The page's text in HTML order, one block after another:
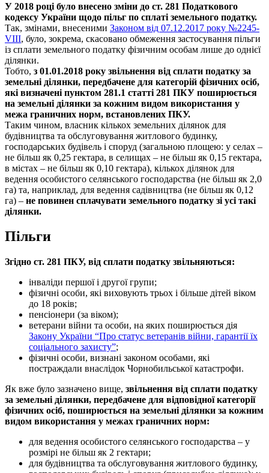
У 2018 році було внесено зміни до ст. 281 Податкового
кодексу України щодо пільг по сплаті земельного податку.
Так, змінами, внесеними Законом від 07.12.2017 року №2245-
VIII, було, зокрема, скасовано обмеження застосування пільги
із сплати земельного податку фізичним особам лише до однієї
ділянки.
Тобто, з 01.01.2018 року звільнення від сплати податку за
земельні ділянки, передбачене для категорій фізичних осіб,
які визначені пунктом 281.1 статті 281 ПКУ поширюється
на земельні ділянки за кожним видом використання у
межа граничних норм, встановлених ПКУ.
Таким чином, власник кількох земельних ділянок для
будівництва та обслуговування житлового будинку,
господарських будівель і споруд (загальною площею: у селах –
не більш як 0,25 гектара, в селищах – не більш як 0,15 гектара,
в містах – не більш як 0,10 гектара), кількох ділянок для
ведення особистого селянського господарства (не більш як 2,0
га) та, наприклад, для ведення садівництва (не більш як 0,12
га) – не повинен сплачувати земельного податку зі усі такі
ділянки.
Пільги
Згідно ст. 281 ПКУ, від сплати податку звільняються:
інваліди першої і другої групи;
фізичні особи, які виховують трьох і більше дітей віком
до 18 років;
пенсіонери (за віком);
ветерани війни та особи, на яких поширюється дія
Закону України “Про статус ветеранів війни, гарантії їх
соціального захисту”;
фізичні особи, визнані законом особами, які
постраждали внаслідок Чорнобильської катастрофи.
Як вже було зазначено вище, звільнення від сплати податку
за земельні ділянки, передбачене для відповідної категорії
фізичних осіб, поширюється на земельні ділянки за кожним
видом використання у межах граничних норм:
для ведення особистого селянського господарства – у
розмірі не більш як 2 гектари;
для будівництва та обслуговування житлового будинку,